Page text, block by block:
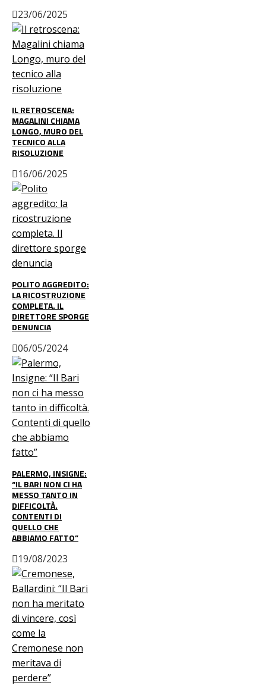
23/06/2025
IL RETROSCENA:
MAGALINI CHIAMA
LONGO, MURO DEL
TECNICO ALLA
RISOLUZIONE
16/06/2025
POLITO AGGREDITO:
LA RICOSTRUZIONE
COMPLETA. IL
DIRETTORE SPORGE
DENUNCIA
06/05/2024
PALERMO, INSIGNE:
“IL BARI NON CI HA
MESSO TANTO IN
DIFFICOLTÀ.
CONTENTI DI
QUELLO CHE
ABBIAMO FATTO”
19/08/2023